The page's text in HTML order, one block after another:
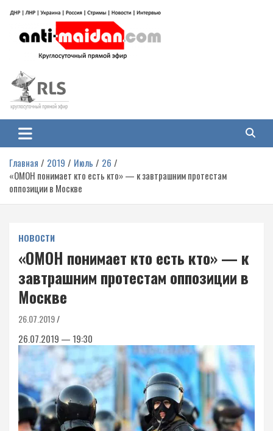
содержимому
Антимайдан: Гражданская война
на Украине
гражданской войне на Украине, включая события в Новороссии, ДНР,
ЛНР и других регионах.
Главная 2019 Июль
26
«ОМОН понимает кто есть кто» — к завтрашним протестам
оппозиции в Москве
НОВОСТИ
«ОМОН понимает кто есть кто» — к
завтрашним протестам оппозиции в
Москве
26.07.2019
26.07.2019 — 19:30